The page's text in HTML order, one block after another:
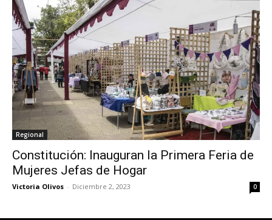
Regional
Constitución: Inauguran la Primera Feria de
Mujeres Jefas de Hogar
Victoria Olivos - Diciembre 2, 2023 0